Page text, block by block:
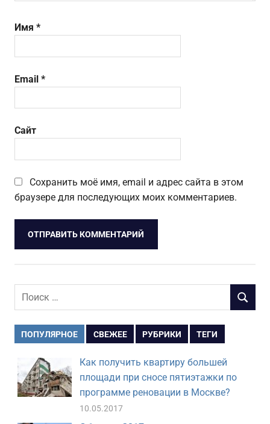
Имя *
Email *
Сайт
Сохранить моё имя, email и адрес сайта в этом
браузере для последующих моих комментариев.
Поиск
ПОИСК
ПОПУЛЯРНОЕ СВЕЖЕЕ РУБРИКИ ТЕГИ
Как получить квартиру большей
площади при сносе пятиэтажки по
программе реновации в Москве?
10.05.2017